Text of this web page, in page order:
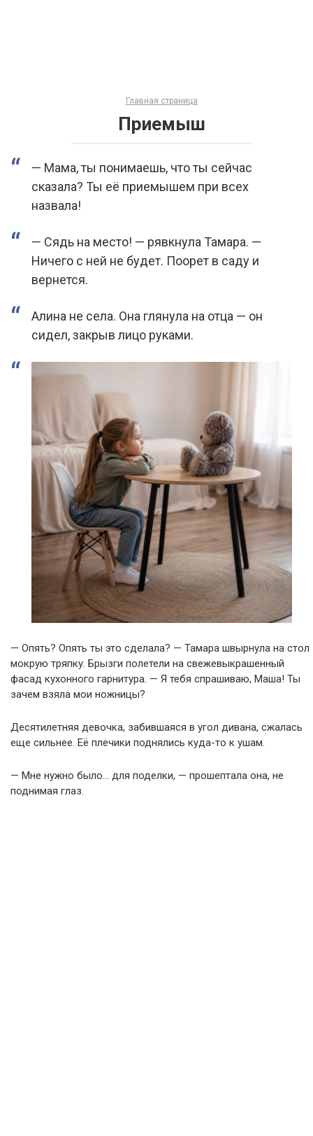
Главная страница
Приемыш
— Мама, ты понимаешь, что ты сейчас
сказала? Ты её приемышем при всех
назвала!
— Сядь на место! — рявкнула Тамара. —
Ничего с ней не будет. Поорет в саду и
вернется.
Алина не села. Она глянула на отца — он
сидел, закрыв лицо руками.
— Опять? Опять ты это сделала? — Тамара швырнула на стол
мокрую тряпку. Брызги полетели на свежевыкрашенный
фасад кухонного гарнитура. — Я тебя спрашиваю, Маша! Ты
зачем взяла мои ножницы?
Десятилетняя девочка, забившаяся в угол дивана, сжалась
еще сильнее. Её плечики поднялись куда-то к ушам.
— Мне нужно было… для поделки, — прошептала она, не
поднимая глаз.